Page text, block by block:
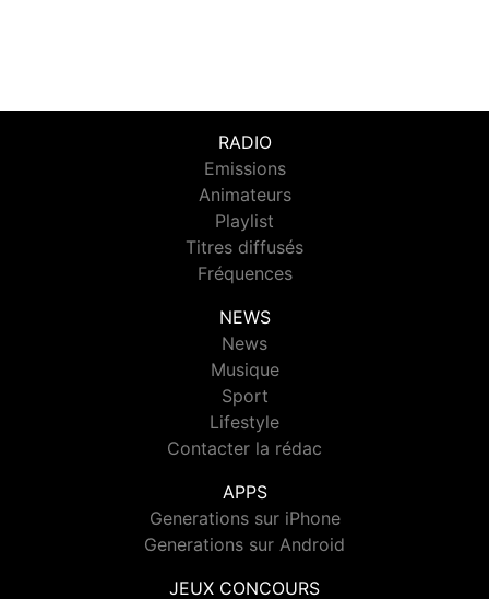
RADIO
Emissions
Animateurs
Playlist
Titres diffusés
Fréquences
NEWS
News
Musique
Sport
Lifestyle
Contacter la rédac
APPS
Generations sur iPhone
Generations sur Android
JEUX CONCOURS